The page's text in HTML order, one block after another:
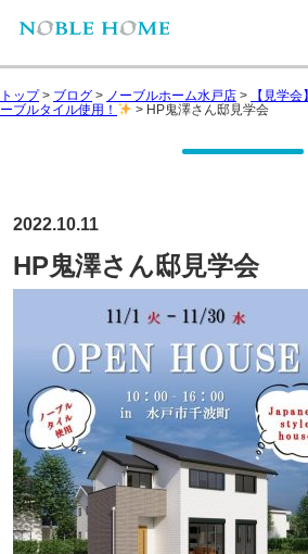
トップ> ブログ > ノーブルホーム水戸店 >
【見学
ーブルタイル使用！
> HP鬼澤さん邸見学会
2022.10.11
HP鬼澤さん邸見学会